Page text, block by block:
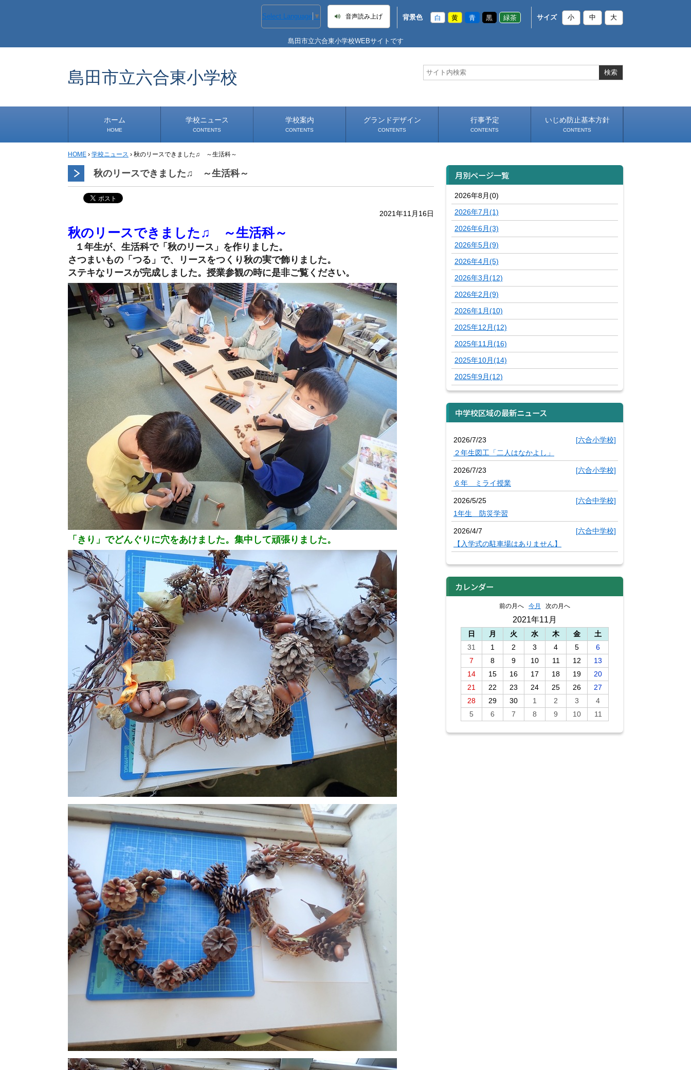
Select Language ▼ 音声読み上げ 背景色 白 黄 青 黒 緑茶 サイズ 小 中 大
島田市立六合東小学校WEBサイトです
島田市立六合東小学校
ホーム
HOME
学校ニュース
CONTENTS
学校から
安心・安全
1年生
2年生
3年生
4年生
5年生
6年生
事務・保健室から
児童会・部活から
研修
小中連携事業
道徳教育推進事業
学校便り
学校案内
CONTENTS
グランドデザイン
CONTENTS
行事予定
CONTENTS
いじめ防止基本方針
CONTENTS
HOME › 学校ニュース › 秋のリースできました♫ ～生活科～
秋のリースできました♫ ～生活科～
2021年11月16日
秋のリースできました♫ ～生活科～
１年生が、生活科で「秋のリース」を作りました。
さつまいもの「つる」で、リースをつくり秋の実で飾りました。
ステキなリースが完成しました。授業参観の時に是非ご覧ください。
「きり」でどんぐりに穴をあけました。集中して頑張りました。
月別ページ一覧
2026年8月(0)
2026年7月(1)
2026年6月(3)
2026年5月(9)
2026年4月(5)
2026年3月(12)
2026年2月(9)
2026年1月(10)
2025年12月(12)
2025年11月(16)
2025年10月(14)
2025年9月(12)
中学校区域の最新ニュース
2026/7/23
[六合小学校]
２年生図工「二人はなかよし」
2026/7/23
[六合小学校]
６年 ミライ授業
2026/5/25
[六合中学校]
1年生 防災学習
2026/4/7
[六合中学校]
【入学式の駐車場はありません】
カレンダー
前の月へ 今月 次の月へ
2021年11月
日 月 火 水 木 金
土
31
1 2 3 4 5
6
7
8 9 10 11 12
13
14
15 16 17 18 19
20
21
22 23 24 25 26
27
28
29 30 1 2 3
4
5
6 7 8 9 10 11